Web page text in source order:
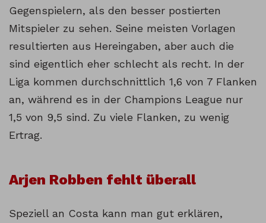
Gegenspielern, als den besser postierten
Mitspieler zu sehen. Seine meisten Vorlagen
resultierten aus Hereingaben, aber auch die
sind eigentlich eher schlecht als recht. In der
Liga kommen durchschnittlich 1,6 von 7 Flanken
an, während es in der Champions League nur
1,5 von 9,5 sind. Zu viele Flanken, zu wenig
Ertrag.
Arjen Robben fehlt überall
Speziell an Costa kann man gut erklären,